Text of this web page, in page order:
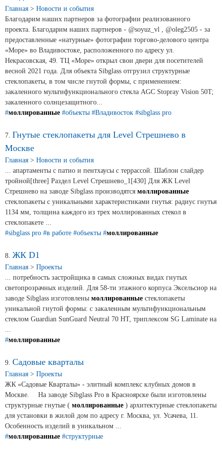
Главная > Новости и события
Благодарим наших партнеров за фотографии реализованного
проекта. Благодарим наших партнеров - @soyuz_vl , @oleg2505 - за
предоставленные «натурные» фотографии торгово-делового центра
«Море» во Владивостоке, расположенного по адресу ул.
Некрасовская, 49. ТЦ «Море» открыл свои двери для посетителей
весной 2021 года. Для объекта Sibglass отгрузил структурные
стеклопакеты, в том числе гнутой формы, с применением:
закаленного мультифункционального стекла AGC Stopray Vision 50T;
закаленного солнцезащитного...
#моллированные #объекты #Владивосток #sibglass pro
7. Гнутые стеклопакеты для Level Стрешнево в
Москве
Главная > Новости и события
... апартаменты с патио и пентхаусы с террассой. Шаблон слайдер
тройной[three] Раздел Level Стрешнево_1[430] Для ЖК Level
Стрешнево на заводе Sibglass производятся моллированные
стеклопакеты с уникальными характеристиками гнутья: радиус гнутья
1134 мм, толщина каждого из трех моллированных стекол в
стеклопакете ...
#sibglass pro #в работе #объекты #моллированные
8. ЖК D1
Главная > Проекты
... потребность застройщика в самых сложных видах гнутых
светопрозрачных изделий. Для 58-ти этажного корпуса Эксельсиор на
заводе Sibglass изготовлены моллированные стеклопакеты
уникальной гнутой формы: с закаленным мультифункциональным
стеклом Guardian SunGuard Neutral 70 HT, триплексом SG Laminate на
...
#моллированные
9. Садовые кварталы
Главная > Проекты
ЖК «Садовые Кварталы» - элитный комплекс клубных домов в
Москве. ⠀ На заводе Sibglass Pro в Красноярске были изготовлены
структурные гнутые ( моллированные ) архитектурные стеклопакеты
для установки в жилой дом по адресу г. Москва, ул. Усачева, 11.
Особенность изделий в уникальном ...
#моллированные #структурные